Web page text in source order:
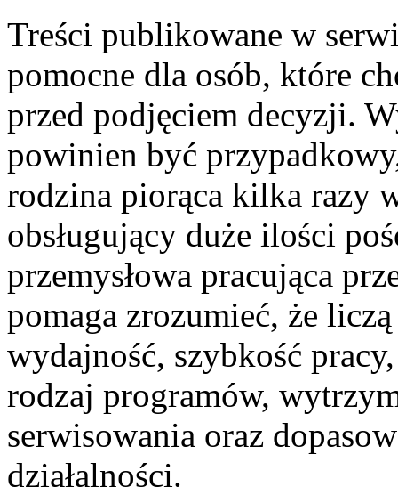
Treści publikowane w
pomocne dla osób, które
przed podjęciem decyzji.
powinien być
rodzina piorąca kilka razy
obsługujący duże ilości
przemysłowa pracująca
pomaga zrozumieć, że
wydajność, szybkość
rodzaj programów,
serwisowania oraz
działalności.